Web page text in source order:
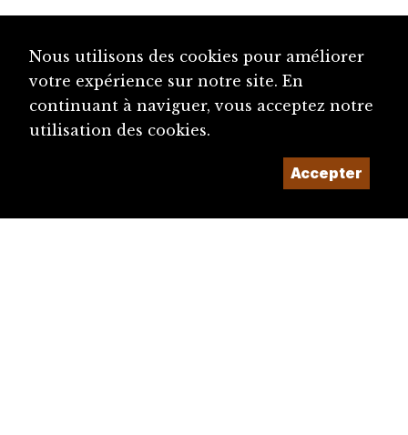
Nous utilisons des cookies pour améliorer
votre expérience sur notre site. En
continuant à naviguer, vous acceptez notre
utilisation des cookies.
Accepter